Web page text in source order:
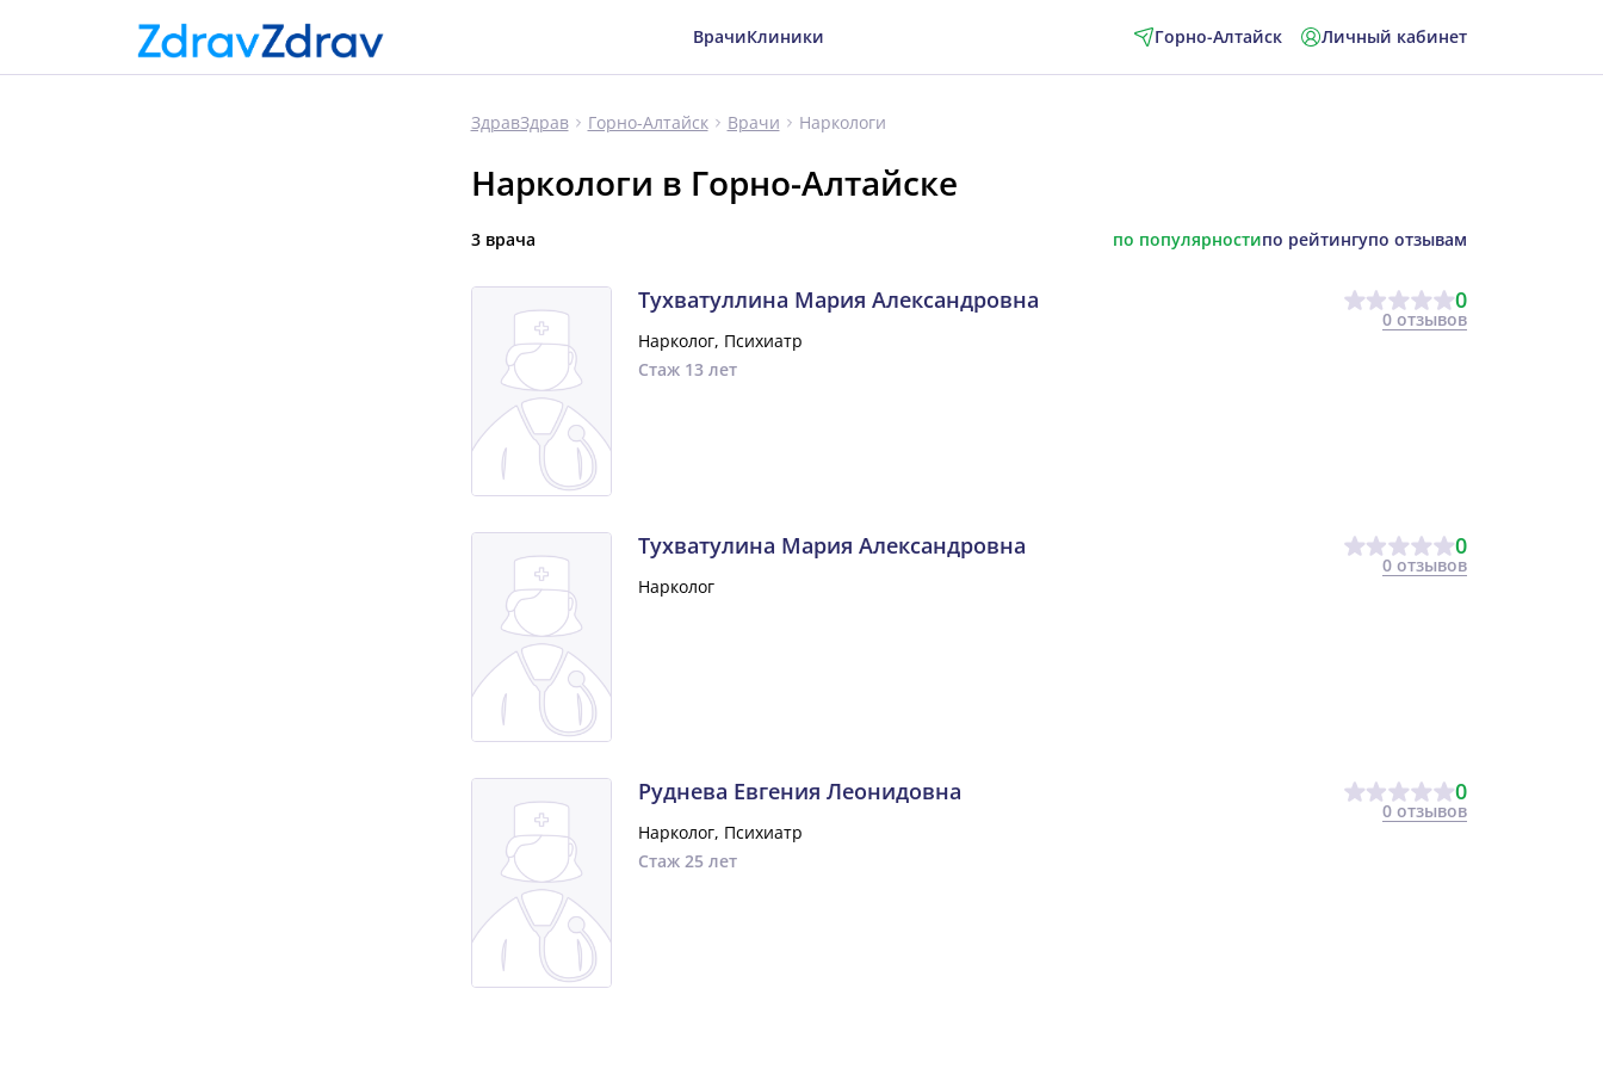
ВрачиКлиники Горно-Алтайск Личный кабинет
ЗдравЗдрав Горно-Алтайск Врачи Наркологи
Наркологи в Горно-Алтайске
3 врача по популярностипо рейтингупо отзывам
Тухватуллина Мария Александровна 0
0 отзывов
Нарколог, Психиатр
Стаж 13 лет
Тухватулина Мария Александровна 0
0 отзывов
Нарколог
Руднева Евгения Леонидовна 0
0 отзывов
Нарколог, Психиатр
Стаж 25 лет